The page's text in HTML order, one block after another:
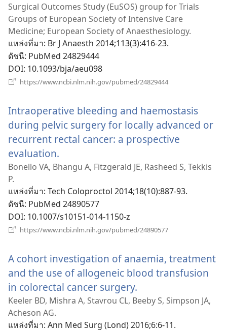
Surgical Outcomes Study (EuSOS) group for Trials
Groups of European Society of Intensive Care
Medicine; European Society of Anaesthesiology.
แหล่งที่มา‎: Br J Anaesth 2014;113(3):416-23.
ดัชนี‎: PubMed 24829444
DOI‎: 10.1093/bja/aeu098
https://www.ncbi.nlm.nih.gov/pubmed/24829444
Intraoperative bleeding and haemostasis
during pelvic surgery for locally advanced or
recurrent rectal cancer: a prospective
evaluation.
หน้าต่าง
Bonello VA, Bhangu A, Fitzgerald JE, Rasheed S, Tekkis
P.
แหล่งที่มา‎: Tech Coloproctol 2014;18(10):887-93.
ดัชนี‎: PubMed 24890577
DOI‎: 10.1007/s10151-014-1150-z
https://www.ncbi.nlm.nih.gov/pubmed/24890577
A cohort investigation of anaemia, treatment
and the use of allogeneic blood transfusion
in colorectal cancer surgery.
หน้าต่าง
Keeler BD, Mishra A, Stavrou CL, Beeby S, Simpson JA,
Acheson AG.
แหล่งที่มา‎: Ann Med Surg (Lond) 2016;6:6-11.